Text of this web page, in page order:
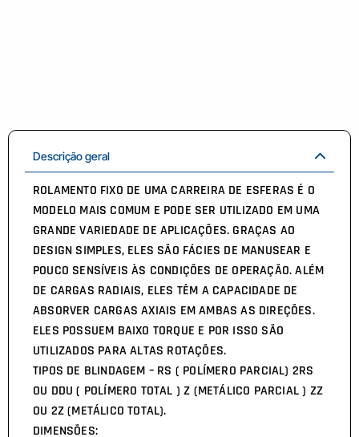
Descrição geral
ROLAMENTO FIXO DE UMA CARREIRA DE ESFERAS É O
MODELO MAIS COMUM E PODE SER UTILIZADO EM UMA
GRANDE VARIEDADE DE APLICAÇÕES. GRAÇAS AO
DESIGN SIMPLES, ELES SÃO FÁCIES DE MANUSEAR E
POUCO SENSÍVEIS ÀS CONDIÇÕES DE OPERAÇÃO. ALÉM
DE CARGAS RADIAIS, ELES TÊM A CAPACIDADE DE
ABSORVER CARGAS AXIAIS EM AMBAS AS DIREÇÕES.
ELES POSSUEM BAIXO TORQUE E POR ISSO SÃO
UTILIZADOS PARA ALTAS ROTAÇÕES.
TIPOS DE BLINDAGEM – RS ( POLÍMERO PARCIAL) 2RS
OU DDU ( POLÍMERO TOTAL ) Z (METÁLICO PARCIAL ) ZZ
OU 2Z (METÁLICO TOTAL).
DIMENSÕES: